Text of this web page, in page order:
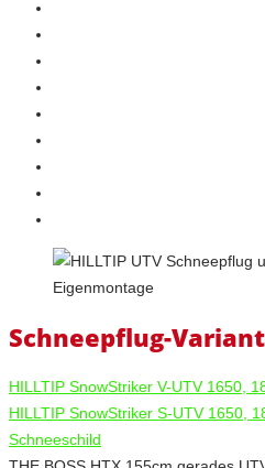
Schneepflug-
HILLTIP SnowStriker V-UTV 1650,
HILLTIP SnowStriker S-UTV 1650,
Schneeschild